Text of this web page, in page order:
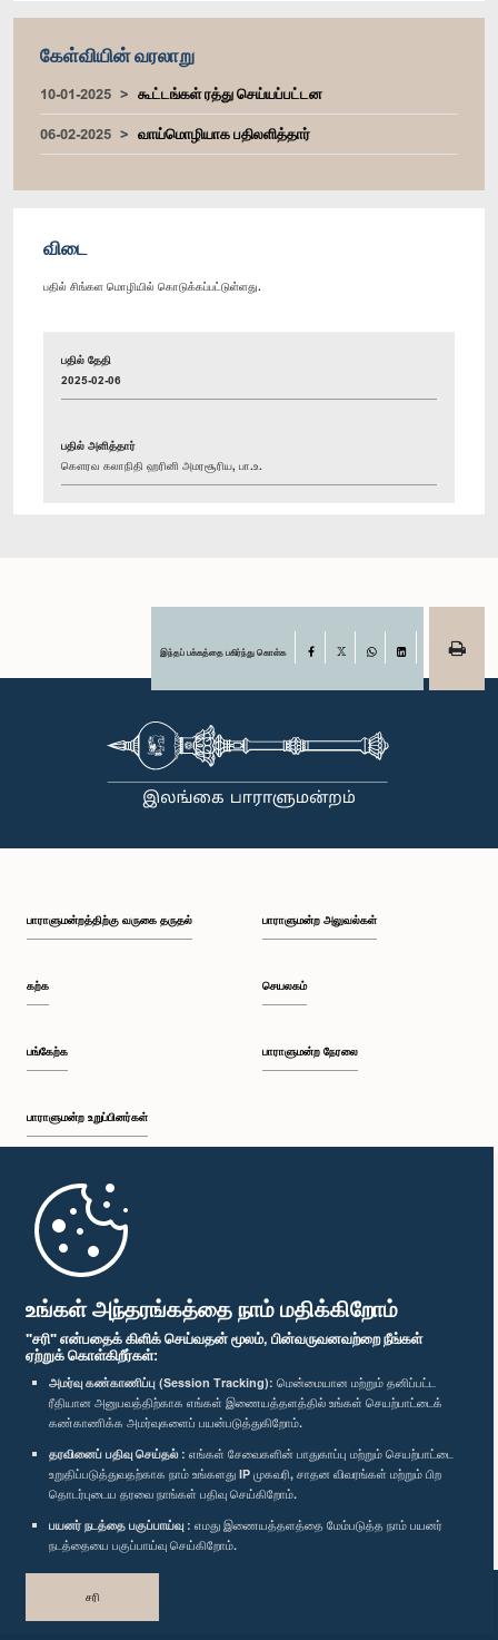
உங்கள் அந்தரங்கத்தை நாம் மதிக்கிறோம்
"சரி" என்பதைக் கிளிக் செய்வதன் மூலம், பின்வருவனவற்றை நீங்கள்
ஏற்றுக் கொள்கிறீர்கள்:
அமர்வு கண்காணிப்பு (Session Tracking): மென்மையான மற்றும் தனிப்பட்ட
ரீதியான அனுபவத்திற்காக எங்கள் இணையத்தளத்தில் உங்கள் செயற்பாட்டைக்
கண்காணிக்க அமர்வுகளைப் பயன்படுத்துகிறோம்.
தரவினைப் பதிவு செய்தல் : எங்கள் சேவைகளின் பாதுகாப்பு மற்றும் செயற்பாட்டை
உறுதிப்படுத்துவதற்காக நாம் உங்களது IP முகவரி, சாதன விவரங்கள் மற்றும் பிற
தொடர்புடைய தரவை நாங்கள் பதிவு செய்கிறோம்.
பயனர் நடத்தை பகுப்பாய்வு : எமது இணையத்தளத்தை மேம்படுத்த நாம் பயனர்
நடத்தையை பகுப்பாய்வு செய்கிறோம்.
சரி
கேள்வியின் வரலாறு
10-01-2025
கூட்டங்கள் ரத்து செய்யப்பட்டன
06-02-2025
வாய்மொழியாக பதிலளித்தார்
விடை
பதில் சிங்கள மொழியில் கொடுக்கப்பட்டுள்ளது.
பதில் தேதி
2025-02-06
பதில் அளித்தார்
கௌரவ கலாநிதி ஹரினி அமரசூரிய, பா.உ.
இந்தப் பக்கத்தை பகிர்ந்து கொள்க Facebook
பாராளுமன்றத்திற்கு வருகை தருதல்
கற்க
பங்கேற்க
பாராளுமன்ற உறுப்பினர்கள்
முதற்பக்கம்
பாராளுமன்ற அலுவல்கள்
செயலகம்
பாராளுமன்ற நேரலை
பாராளுமன்ற கையடக்க செயலி
எம்மை பின்தொடர்க :
விருதுகள்
தனியுரிமைக் கொள்கை